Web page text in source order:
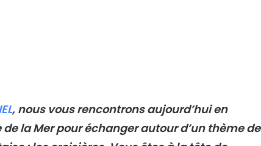
, nous vous rencontrons aujourd’hui en
la Mer pour échanger autour d’un thème de